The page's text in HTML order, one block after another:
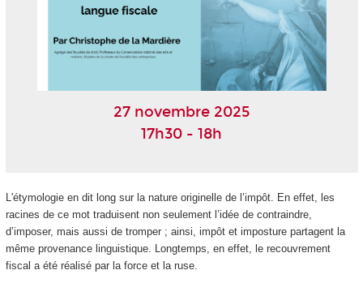
27 novembre 2025
17h30 - 18h
L'étymologie en dit long sur la nature originelle de l’impôt. En effet, les
racines de ce mot traduisent non seulement l’idée de contraindre,
d’imposer, mais aussi de tromper ; ainsi, impôt et imposture partagent la
même provenance linguistique. Longtemps, en effet, le recouvrement
fiscal a été réalisé par la force et la ruse.